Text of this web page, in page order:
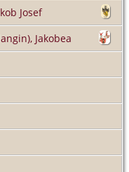
Josef
Jakobea